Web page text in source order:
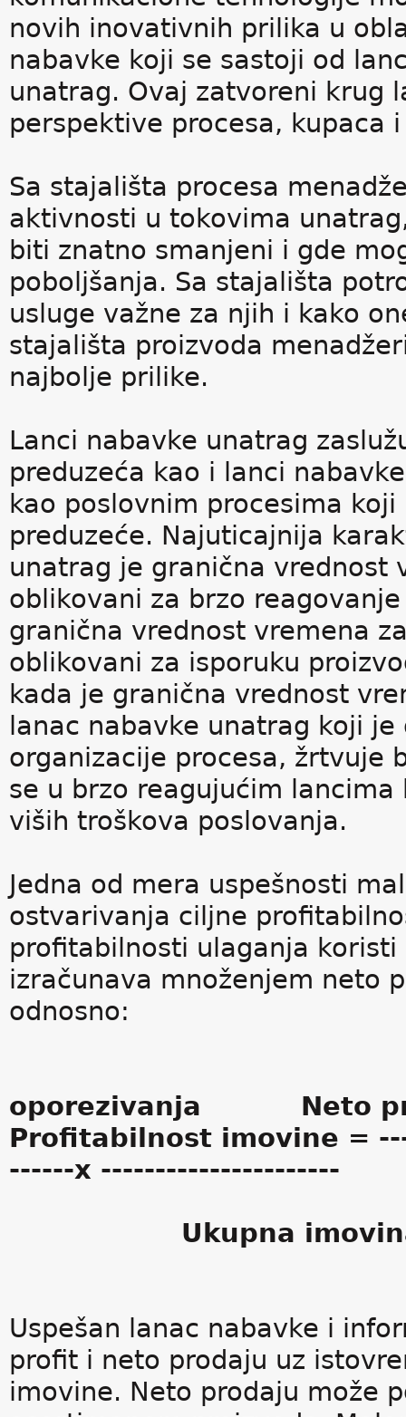
novih inovativnih prilika u
nabavke koji se sastoji od
unatrag. Ovaj zatvoreni krug
perspektive procesa, kupaca
Sa stajališta procesa
aktivnosti u tokovima
biti znatno smanjeni i gde
poboljšanja. Sa stajališta
usluge važne za njih i kako
stajališta proizvoda
najbolje prilike.
Lanci nabavke unatrag
preduzeća kao i lanci
kao poslovnim procesima
preduzeće. Najuticajnija
unatrag je granična vrednost
oblikovani za brzo
granična vrednost vremena
oblikovani za isporuku
kada je granična vrednost
lanac nabavke unatrag koji
organizacije procesa, žrtvuje
se u brzo reagujućim
viših troškova poslovanja.
Jedna od mera uspešnosti
ostvarivanja ciljne
profitabilnosti ulaganja
izračunava množenjem neto
odnosno:
oporezivanja Neto
Profitabilnost imovine =
------x ----------------------
Ukupna
Uspešan lanac nabavke i
profit i neto prodaju uz
imovine. Neto prodaju može